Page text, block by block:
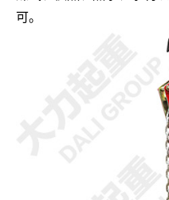
可。